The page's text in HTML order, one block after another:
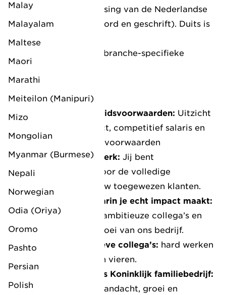
Malay
Malayalam
Maltese
Maori
Marathi
Meiteilon (Manipuri)
Mizo
Mongolian
Myanmar (Burmese)
Nepali
Norwegian
Odia (Oriya)
Oromo
Pashto
Persian
Polish
Uitstekende beheersing van de Nederlandse
en Engelse taal (woord en geschrift). Duits is
een pré.
Affiniteit met IT en branche-specifieke
systemen.
Aantrekkelijke arbeidsvoorwaarden: Uitzicht
op een vast contract, competitief salaris en
overige secundaire voorwaarden
Veel vrijheid in je werk: Jij bent
verantwoordelijk voor de volledige
afhandeling van jouw toegewezen klanten.
Werkomgeving waarin je echt impact maakt:
Samenwerken met ambitieuze collega’s en
bijdragen aan de groei van ons bedrijf.
Gezellige en sportieve collega’s: hard werken
en samen successen vieren.
Werken bij een trots Koninklijk familiebedrijf:
waar persoonlijke aandacht, groei en